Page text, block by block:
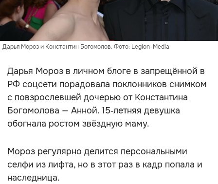
Дарья Мороз и Константин Богомолов. Фото: Legion-Media
Дарья Мороз в личном блоге в запрещённой в
РФ соцсети порадовала поклонников снимком
с повзрослевшей дочерью от Константина
Богомолова — Анной. 15‑летняя девушка
обогнала ростом звёздную маму.
Мороз регулярно делится персональными
селфи из лифта, но в этот раз в кадр попала и
наследница.